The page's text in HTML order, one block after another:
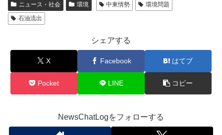
ニュース・社会 環境 中東情勢
環境問題
石油流出
シェアする
X Facebook はてブ
Pocket LINE コピー
NewsChatLogをフォローする